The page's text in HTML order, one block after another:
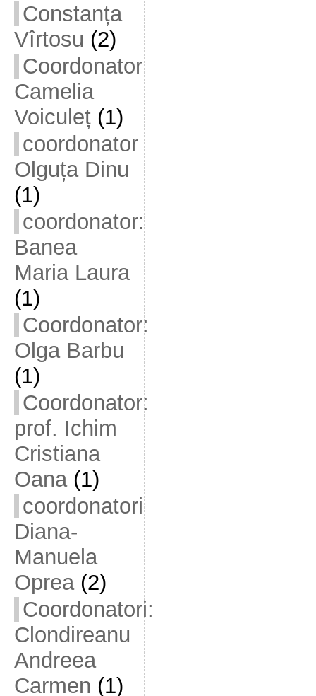
Constanța
Vîrtosu (2)
Coordonator
Camelia
Voiculeț(1)
coordonator
Olguța Dinu
(1)
coordonator:
Banea
Maria Laura
(1)
Coordonator:
Olga Barbu
(1)
Coordonator:
prof. Ichim
Cristiana
Oana(1)
coordonatori
Diana-
Manuela
Oprea(2)
Coordonatori:
Clondireanu
Andreea
Carmen (1)